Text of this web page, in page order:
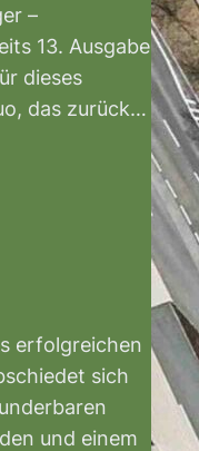
–
13. Ausgabe
dieses
das zurück…
erfolgreichen
sich
und einem